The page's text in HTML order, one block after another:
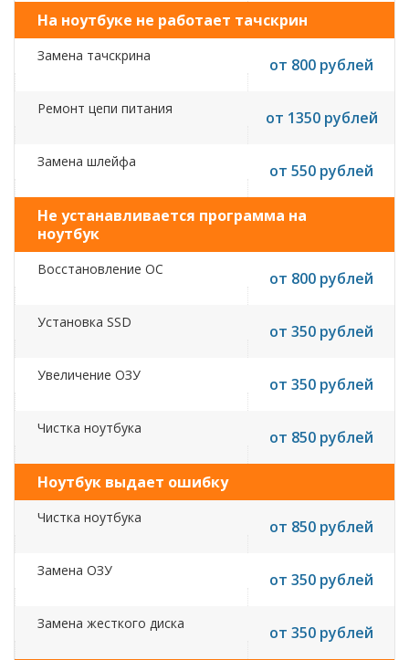
На ноутбуке не работает тачскрин
Замена тачскрина от 800 рублей
Ремонт цепи питания от 1350 рублей
Замена шлейфа от 550 рублей
Не устанавливается программа на
ноутбук
Восстановление ОС от 800 рублей
Установка SSD от 350 рублей
Увеличение ОЗУ от 350 рублей
Чистка ноутбука от 850 рублей
Ноутбук выдает ошибку
Чистка ноутбука от 850 рублей
Замена ОЗУ от 350 рублей
Замена жесткого диска от 350 рублей